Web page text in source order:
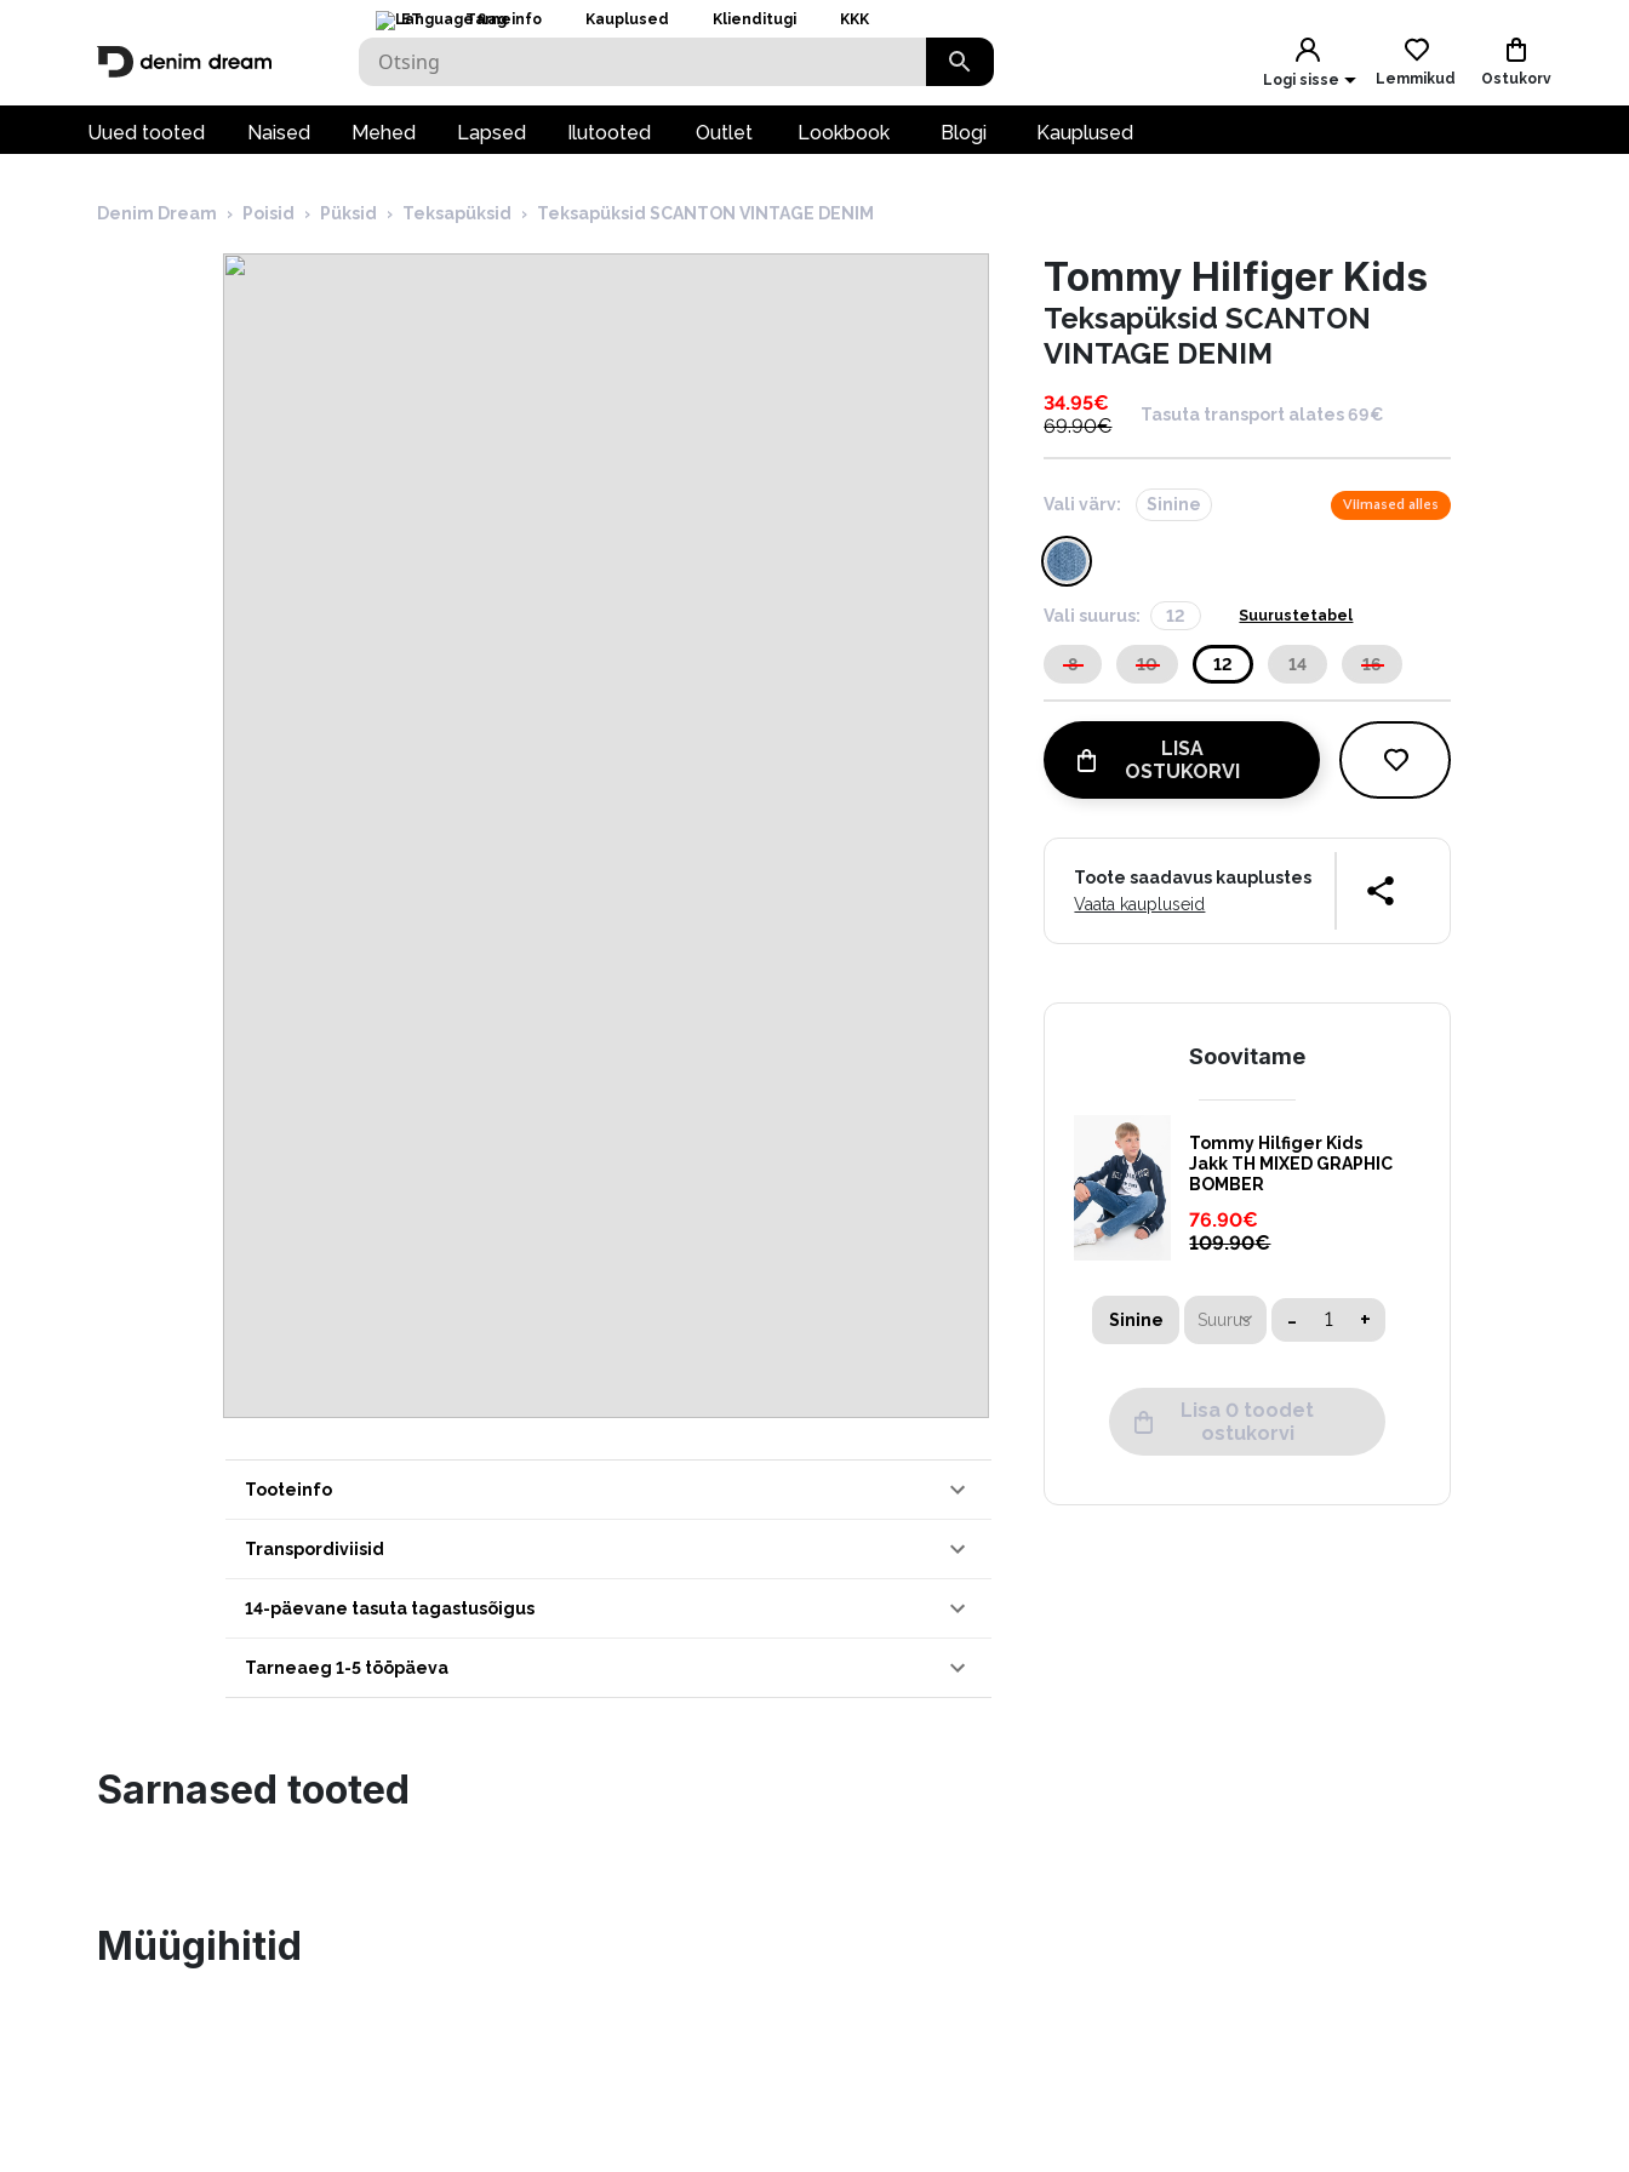
ET Tarneinfo Kauplused Klienditugi KKK
Logi sisse Lemmikud Ostukorv
Uued tooted Naised Mehed Lapsed Ilutooted Outlet Lookbook Blogi Kauplused
Denim Dream › Poisid › Püksid › Teksapüksid › Teksapüksid SCANTON VINTAGE DENIM
Tooteinfo
Transpordiviisid
14-päevane tasuta tagastusõigus
Tarneaeg 1-5 tööpäeva
Tommy Hilfiger Kids
Teksapüksid SCANTON
VINTAGE DENIM
34.95€
69.90€
Tasuta transport alates 69€
Vali värv: Sinine Viimased alles
Vali suurus: 12 Suurustetabel
8 10 12 14 16
LISA
OSTUKORVI
Toote saadavus kauplustes
Vaata kaupluseid
Soovitame
Tommy Hilfiger Kids
Jakk TH MIXED GRAPHIC
BOMBER
76.90€
109.90€
Sinine Suurus - +
Lisa 0 toodet
ostukorvi
Sarnased tooted
Müügihitid